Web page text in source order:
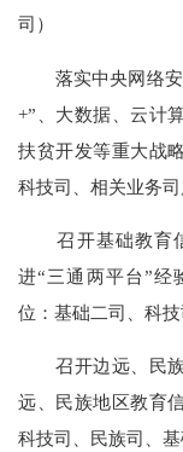
司）
落实中央网络安
+”、大数据、云计
扶贫开发等重大战
科技司、相关业务司
召开基础教育信
进“三通两平台”经
位：基础二司、科技
召开边远、民族
远、民族地区教育
科技司、民族司、